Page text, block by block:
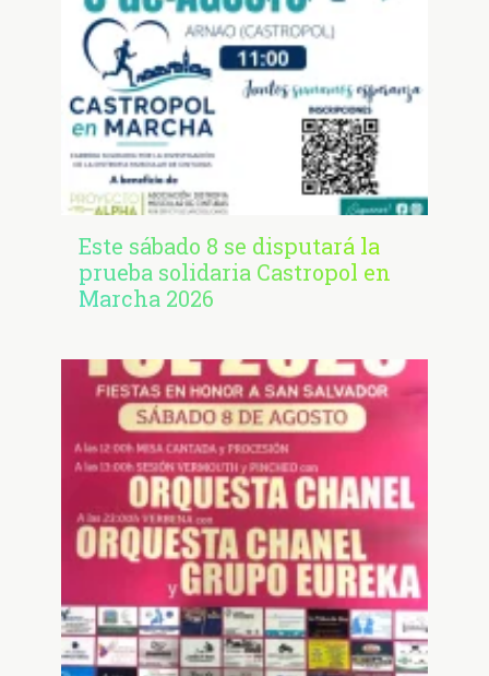
Este sábado 8 se disputará la
prueba solidaria Castropol en
Marcha 2026